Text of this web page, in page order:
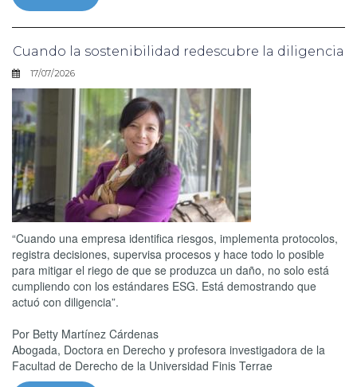
Cuando la sostenibilidad redescubre la diligencia
17/07/2026
“Cuando una empresa identifica riesgos, implementa protocolos,
registra decisiones, supervisa procesos y hace todo lo posible
para mitigar el riego de que se produzca un daño, no solo está
cumpliendo con los estándares ESG. Está demostrando que
actuó con diligencia”.
Por Betty Martínez Cárdenas
Abogada, Doctora en Derecho y profesora investigadora de la
Facultad de Derecho de la Universidad Finis Terrae